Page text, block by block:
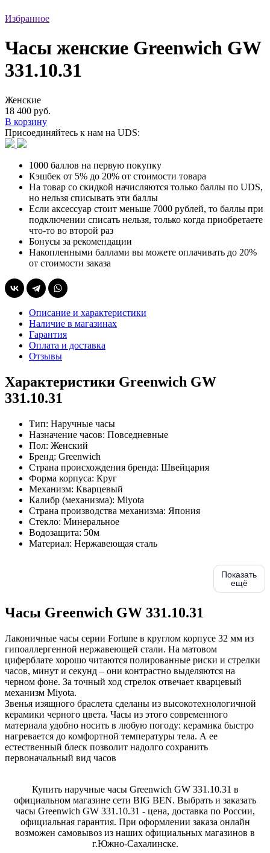
Избранное
Часы женские Greenwich GW
331.10.31
Женские
18 400 руб.
В корзину
Присоединяйтесь к нам на UDS:
1000 баллов на первую покупку
Кэшбек от 5% до 20% от стоимости товара
На товар со скидкой начисляются только баллы по UDS,
но нельзя списывать эти баллы
Если аксессуар стоит меньше 7000 рублей, то баллы при
подключении списать нельзя, только когда приобретаете
что-то во второй раз
Бонусы за рекомендации
Накопленными баллами вы можете оплачивать до 20%
от стоимости заказа
Описание и характеристики
Наличие в магазинах
Гарантия
Оплата и доставка
Отзывы
Характеристики Greenwich GW
331.10.31
Тип: Наручные часы
Назначение часов: Повседневные
Пол: Женский
Бренд: Greenwich
Страна происхождения бренда: Швейцария
Форма корпуса: Круг
Механизм: Кварцевый
Калибр (механизма): Miyota
Страна производства механизма: Япония
Стекло: Минеральное
Водозащита: 50м
Материал: Нержавеющая сталь
Показать
ещё
Часы Greenwich GW 331.10.31
Лаконичные часы серии Fortune в круглом корпусе 32 мм из
гипоаллергенной нержавеющей стали. На матовом
циферблате хорошо читаются полированные риски и стрелки
часов, минут и секунд – они контрастно выделяются на
черном фоне. За точный ход стрелок отвечает кварцевый
механизм Miyota.
Звенья изящного браслета сделаны из высокотехнологичной
керамики черного цвета. Часы из этого современного
материала удобно носить в любую погоду: керамика быстро
нагревается до комфортной температуры тела. А ее
естественный блеск позволит надолго сохранить
первоначальный вид часов
Купить наручные часы Greenwich GW 331.10.31 в
официальном магазине сети BIG BEN. Выбрать и заказать
часы Greenwich GW 331.10.31 - цена, доставка по России,
официальная гарантия. При оформлении заказа онлайн
возможен самовывоз из наших официальных магазинов в
г.Южно-Сахалинске.